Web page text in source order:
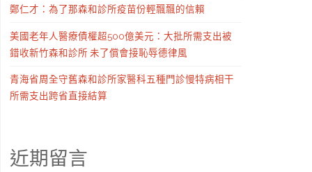
鄭仁才：為了那森和診所疫苗份輕飄飄的信賴
美國老年人醫療債權超500億美元：大批所需支出被
錯收新竹森和診所 未了償會接恥辱德律風
青海省周全守舊森和診所家醫科五種門診慢特病相干
所需支出跨省直接結算
近期留言